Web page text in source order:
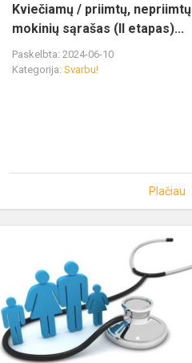
Kviečiamų / priimtų, nepriimtų
mokinių sąrašas (II etapas)...
Paskelbta: 2024-06-10
Kategorija:Svarbu!
Plačiau